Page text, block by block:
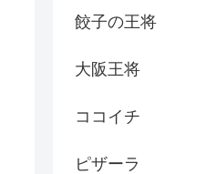
餃子の王将
大阪王将
ココイチ
ピザーラ